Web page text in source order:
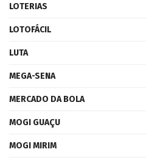
LOTERIAS
LOTOFÁCIL
LUTA
MEGA-SENA
MERCADO DA BOLA
MOGI GUAÇU
MOGI MIRIM